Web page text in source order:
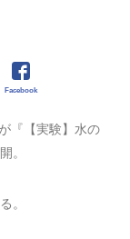
Facebook
『【実験】水の
。
。